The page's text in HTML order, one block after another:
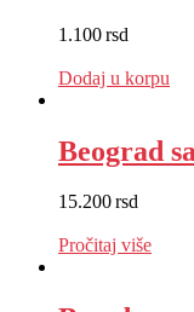
1.100rsd
Dodaj u korpu
Beograd
15.200rsd
Pročitaj više